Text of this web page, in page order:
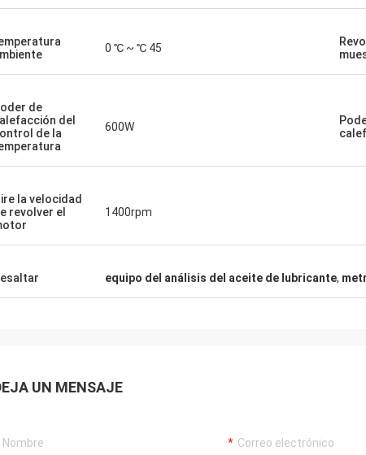
0 ℃ ~ ℃ 45
de
del
de la
600W
la velocidad
revolver el
1400rpm
equipo del análisis del aceite de lubricante,
UN MENSAJE